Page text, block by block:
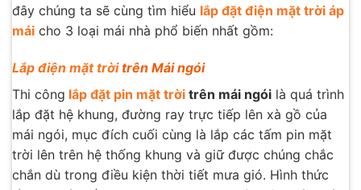
đây chúng ta sẽ cùng tìm hiểu lắp đặt điện mặt trời áp
mái cho 3 loại mái nhà phổ biến nhất gồm:
Lắp điện mặt trờitrên Mái ngói
Thi công lắp đặt pin mặt trời trên mái ngói là quá trình
lắp đặt hệ khung, đường ray trực tiếp lên xà gồ của
mái ngói, mục đích cuối cùng là lắp các tấm pin mặt
trời lên trên hệ thống khung và giữ được chúng chắc
chắn dù trong điều kiện thời tiết mưa gió. Hình thức